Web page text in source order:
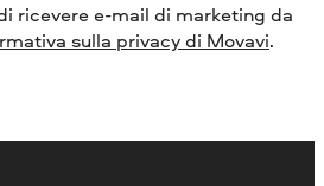
ricevere e-mail di marketing da
sulla privacy di Movavi.